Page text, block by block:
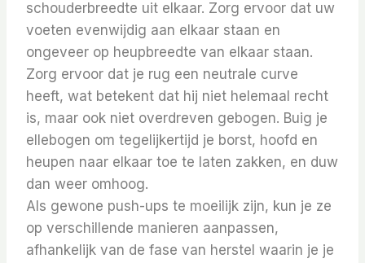
schouderbreedte uit elkaar. Zorg ervoor dat uw
voeten evenwijdig aan elkaar staan ​​en
ongeveer op heupbreedte van elkaar staan.
Zorg ervoor dat je rug een neutrale curve
heeft, wat betekent dat hij niet helemaal recht
is, maar ook niet overdreven gebogen. Buig je
ellebogen om tegelijkertijd je borst, hoofd en
heupen naar elkaar toe te laten zakken, en duw
dan weer omhoog.
Als gewone push-ups te moeilijk zijn, kun je ze
op verschillende manieren aanpassen,
afhankelijk van de fase van herstel waarin je je